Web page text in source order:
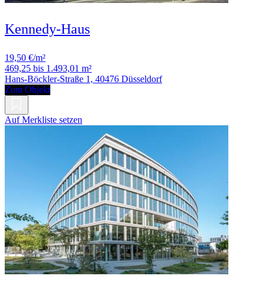
Kennedy-Haus
19,50 €/m²
469,25 bis 1.493,01 m²
Hans-Böckler-Straße 1, 40476 Düsseldorf
Zum Objekt
Auf Merkliste setzen